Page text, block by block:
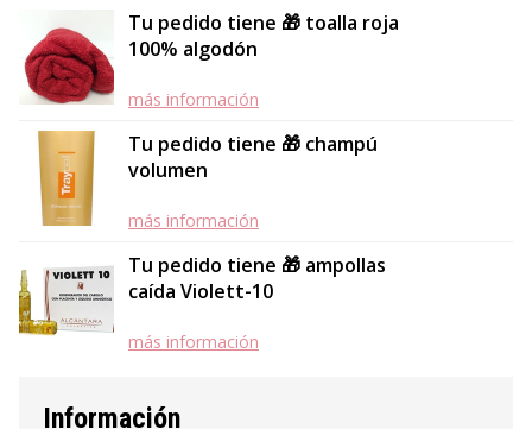
Tu pedido tiene 🎁 toalla roja
100% algodón
más información
Tu pedido tiene 🎁 champú
volumen
más información
Tu pedido tiene 🎁 ampollas
caída Violett-10
más información
Información